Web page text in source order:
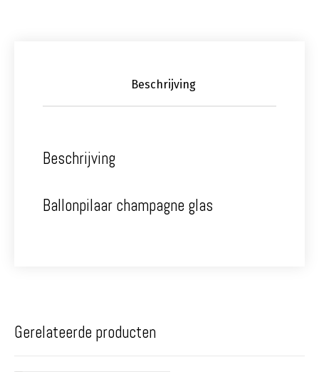
Beschrijving
Beschrijving
Ballonpilaar champagne glas
Gerelateerde producten